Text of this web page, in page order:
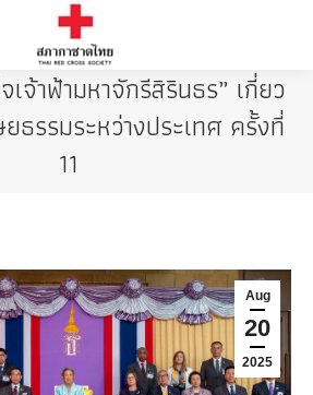
เจ้าฟ้ามหาจักรีสิรินธร” เกี่ยว
ธรรมระหว่างประเทศ ครั้งที่
11
Aug
20
2025